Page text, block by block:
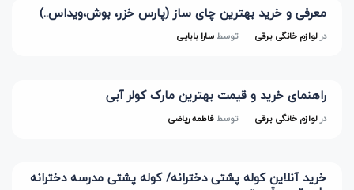
معرفی و خرید بهترین چای ساز (پارس خزر، بوش،ویداس..)
در لوازم خانگی برقی توسطسارا بابایی
راهنمای خرید و قیمت بهترین مارک کولر آبی
در لوازم خانگی برقی توسطفاطمه ریاضی
خرید آنلاین کوله پشتی دخترانه/ کوله پشتی مدرسه دخترانه